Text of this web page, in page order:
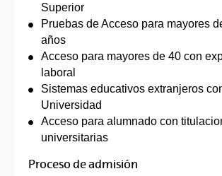
Superior
Pruebas de Acceso para mayores
años
Acceso para mayores de 40 con
laboral
Sistemas educativos extranjeros
Universidad
Acceso para alumnado con
universitarias
Proceso de admisión